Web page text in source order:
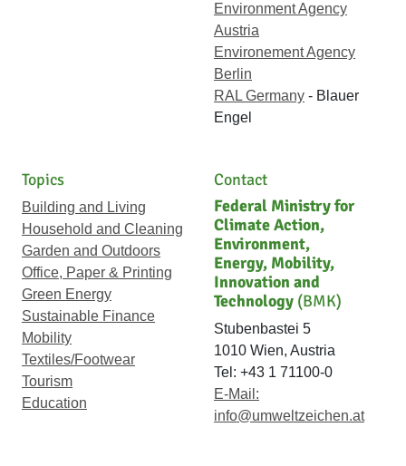
Environment Agency
Austria
Environement Agency
Berlin
RAL Germany - Blauer
Engel
Topics
Building and Living
Household and Cleaning
Garden and Outdoors
Office, Paper & Printing
Green Energy
Sustainable Finance
Mobility
Textiles/Footwear
Tourism
Education
Contact
Federal Ministry for
Climate Action,
Environment,
Energy, Mobility,
Innovation and
Technology (BMK)
Stubenbastei 5
1010 Wien, Austria
Tel: +43 1 71100-0
E-Mail:
info@umweltzeichen.at